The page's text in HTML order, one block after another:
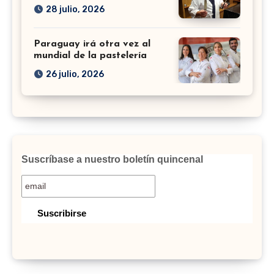
28 julio, 2026
Paraguay irá otra vez al
mundial de la pastelería
26 julio, 2026
Suscríbase a nuestro boletín quincenal